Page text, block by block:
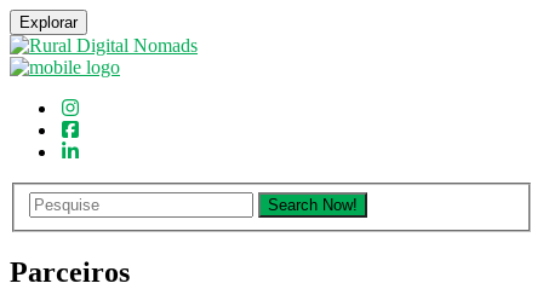
Explorar
Parceiros